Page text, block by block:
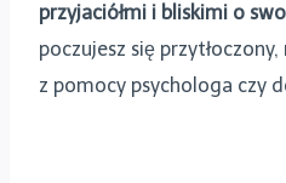
przyjaciółmi i bliskimi o
poczujesz się
z pomocy psychologa czy